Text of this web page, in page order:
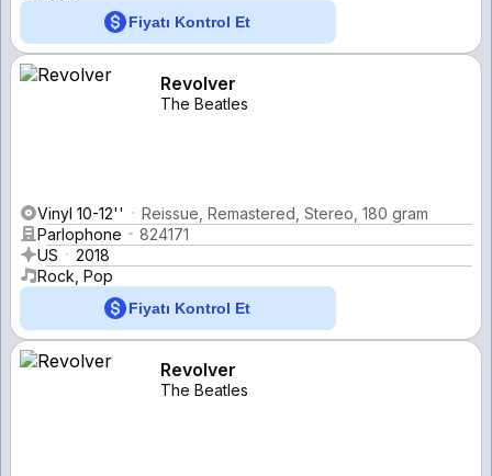
Fiyatı Kontrol Et
Revolver
The Beatles
Vinyl 10-12''
Reissue, Remastered, Stereo, 180 gram
Parlophone
824171
US
2018
Rock, Pop
Fiyatı Kontrol Et
Revolver
The Beatles